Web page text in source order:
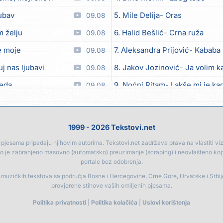
09.08
želju 09.08
moje 09.08
nas ljubavi 09.08
09.08
plava 08.08
sve, fališ ti 08.08
08.08
saznati neću 08.08
5. Mile Delija Oras
6. Halid Bešlić Crna ruža
7. Aleksandra Prijović Kababa
8. Jakov Jozinović Ja volim
9. Noćni Ritam Lakše mi je
13. Vesna Zmijanac Ovo u
14. Džej Ramadanovski Ova
15. Noćni Ritam
16. Karlo! Mon amour
1999 - 2026 Tekstovi.net
pripadaju njihovim autorima. Tekstovi.net zadržava prava na vlastiti
je zabranjeno masovno (automatsko) preuzimanje (scraping) i neovlašteno
portale bez odobrenja.
tekstova sa područja Bosne i Hercegovine, Crne Gore, Hrvatske i
provjerene stihove vaših omiljenih pjesama.
Politika privatnosti Politika kolačića Uslovi korištenja